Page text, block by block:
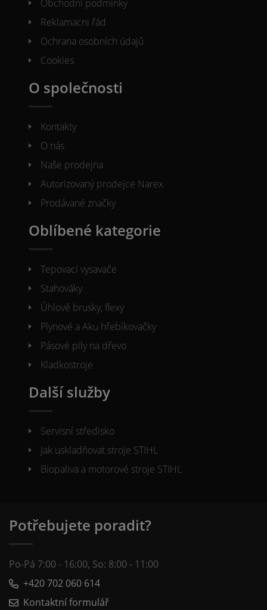
Obchodní podmínky
Reklamacni řád
Ochrana osobních údajů
Cookies
O společnosti
Kontakty
O nás
Naše prodejna
Autorizovaný prodejce Narex
Prodávané značky
Oblíbené kategorie
Tepovací vysavače
Stahováky
Úhlové brusky, flexy
Plynové a Aku hřebíkovačky
Pásové pily na dřevo
Kladkostroje
Další služby
Servisní středisko
Jak uskladňovat stroje STIHL
Biopaliva a motorové stroje STIHL
Potřebujete poradit?
Po-Pá 7:00 - 16:00, So: 8:00 - 11:00
+420 702 060 614
Kontaktní formulář